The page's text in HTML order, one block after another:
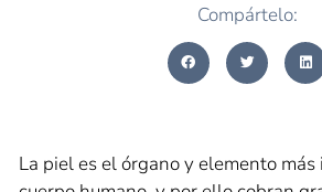
Compártelo:
La piel es el órgano y elemento